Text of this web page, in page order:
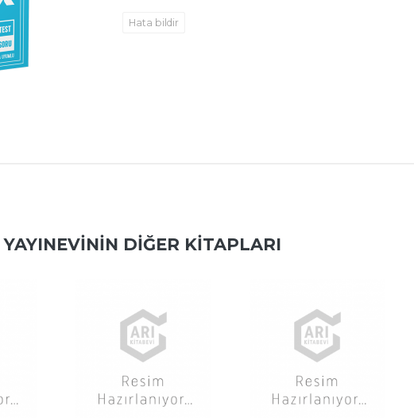
Hata bildir
YAYINEVININ DIĞER KITAPLARI